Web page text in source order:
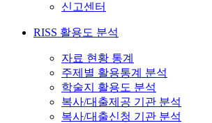
신고센터
RISS 활용도 분석
자료 현황 통계
주제별 활용통계 분석
학술지 활용도 분석
복사/대출제공 기관 분석
복사/대출신청 기관 분석